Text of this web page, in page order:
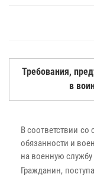
Требования,
в
В соответствии
обязанности и
на военную службу
Гражданин,